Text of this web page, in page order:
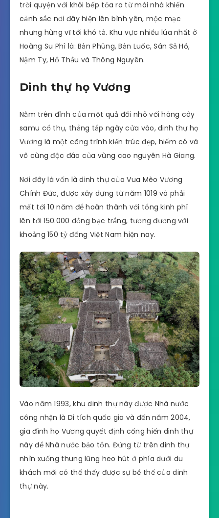
trời quyện với khói bếp tỏa ra từ mái nhà khiến
cảnh sắc nơi đây hiện lên bình yên, mộc mạc
nhưng hùng vĩ tới khó tả. Khu vực nhiều lúa nhất ở
Hoàng Su Phì là: Bản Phùng, Bản Luốc, Sán Sả Hồ,
Nậm Ty, Hồ Thầu và Thông Nguyên.
Dinh thự họ Vương
Nằm trên đỉnh của một quả đồi nhỏ với hàng cây
samu cổ thụ, thẳng tắp ngày cửa vào, dinh thự họ
Vương là một công trình kiến trúc đẹp, hiếm có và
vô cùng độc đáo của vùng cao nguyên Hà Giang.
Nơi đây là vốn là dinh thự của Vua Mèo Vương
Chính Đức, được xây dựng từ năm 1019 và phải
mất tới 10 năm để hoàn thành với tổng kinh phí
lên tới 150.000 đồng bạc trắng, tương đương với
khoảng 150 tỷ đồng Việt Nam hiện nay.
Vào năm 1993, khu dinh thự này được Nhà nước
công nhận là Di tích quốc gia và đến năm 2004,
gia đình họ Vương quyết định cống hiến dinh thự
này để Nhà nước bảo tồn. Đứng từ trên dinh thự
nhìn xuống thung lũng heo hút ở phía dưới du
khách mới có thể thấy được sự bề thế của dinh
thự này.